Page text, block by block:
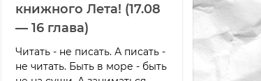
книжного Лета! (17.08
— 16 глава)
Читать - не писать. А писать -
не читать. Быть в море - быть